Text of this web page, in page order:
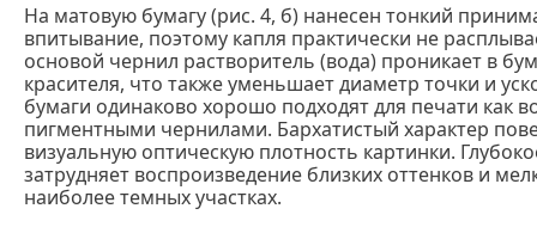
На матовую бумагу (рис. 4, б) нанесен тонкий
впитывание, поэтому капля практически не
основой чернил растворитель (вода) проникает в
красителя, что также уменьшает диаметр точки и
бумаги одинаково хорошо подходят для печати как
пигментными чернилами. Бархатистый характер
визуальную оптическую плотность картинки.
затрудняет воспроизведение близких оттенков и
наиболее темных участках.